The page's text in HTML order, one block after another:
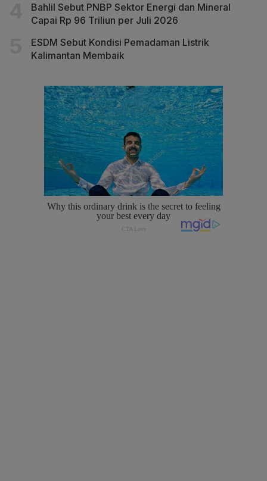
Bahlil Sebut PNBP Sektor Energi dan Mineral
Capai Rp 96 Triliun per Juli 2026
ESDM Sebut Kondisi Pemadaman Listrik
Kalimantan Membaik